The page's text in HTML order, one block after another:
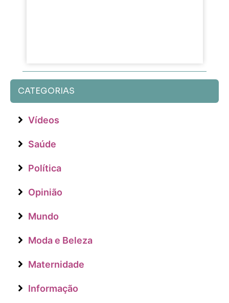
CATEGORIAS
Vídeos
Saúde
Política
Opinião
Mundo
Moda e Beleza
Maternidade
Informação